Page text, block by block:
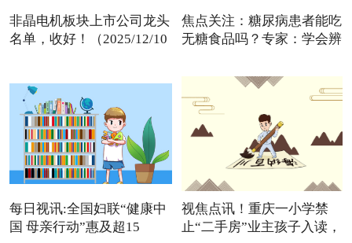
非晶电机板块上市公司龙头
名单，收好！（2025/12/10
焦点关注：糖尿病患者能吃
无糖食品吗？专家：学会辨
每日视讯:全国妇联“健康中
国 母亲行动”惠及超15
视焦点讯！重庆一小学禁
止“二手房”业主孩子入读，